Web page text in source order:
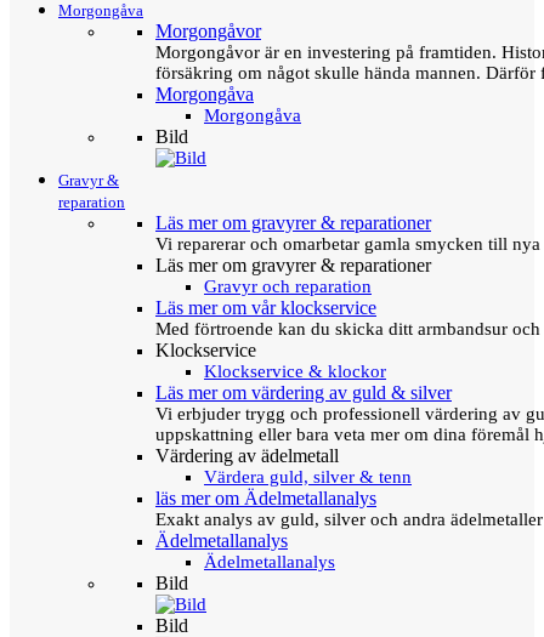
Morgongåva
Morgongåvor
Morgongåvor är en investering på framtiden.
försäkring om något skulle hända mannen.
Morgongåva
Morgongåva
Bild
Gravyr &
reparation
Läs mer om gravyrer & reparationer
Vi reparerar och omarbetar gamla smycken till
Läs mer om gravyrer & reparationer
Gravyr och reparation
Läs mer om vår klockservice
Med förtroende kan du skicka ditt armbandsur
Klockservice
Klockservice & klockor
Läs mer om värdering av guld & silver
Vi erbjuder trygg och professionell värdering av
uppskattning eller bara veta mer om dina föremål
Värdering av ädelmetall
Värdera guld, silver & tenn
läs mer om Ädelmetallanalys
Exakt analys av guld, silver och andra
Ädelmetallanalys
Ädelmetallanalys
Bild
Bild